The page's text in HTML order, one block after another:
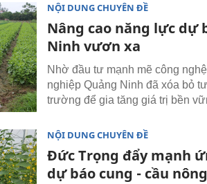
NỘI DUNG CHUYÊN ĐỀ
Nâng cao năng lực dự
Ninh vươn xa
Nhờ đầu tư mạnh mẽ công
nghiệp Quảng Ninh đã xóa bỏ
trường để gia tăng giá trị bền
NỘI DUNG CHUYÊN ĐỀ
Đức Trọng đẩy mạnh
dự báo cung - cầu